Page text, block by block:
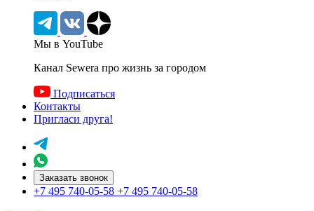
Мы в YouTube
Канал Sewera про жизнь за городом
Подписаться
Контакты
Пригласи друга!
Заказать звонок
+7 495 740-05-58 +7 495 740-05-58